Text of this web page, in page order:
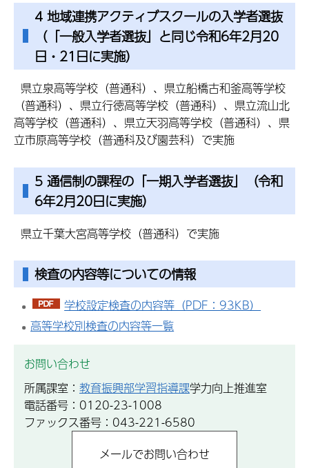
4 地域連携アクティブスクールの入学者選抜
（「一般入学者選抜」と同じ令和6年2月20
日・21日に実施）
県立泉高等学校（普通科）、県立船橋古和釜高等学校
（普通科）、県立行徳高等学校（普通科）、県立流山北
高等学校（普通科）、県立天羽高等学校（普通科）、県
立市原高等学校（普通科及び園芸科）で実施
5 通信制の課程の「一期入学者選抜」（令和
6年2月20日に実施）
県立千葉大宮高等学校（普通科）で実施
検査の内容等についての情報
学校設定検査の内容等（PDF：93KB）
高等学校別検査の内容等一覧
お問い合わせ
所属課室： 教育振興部学習指導課学力向上推進室
電話番号：0120-23-1008
ファックス番号：043-221-6580